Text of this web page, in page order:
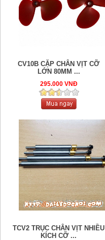
CV10B CẶP CHÂN VỊT CỠ
LỚN 80MM ...
295.000 VNĐ
TCV2 TRỤC CHÂN VỊT NHIỀU
KÍCH CỠ ...